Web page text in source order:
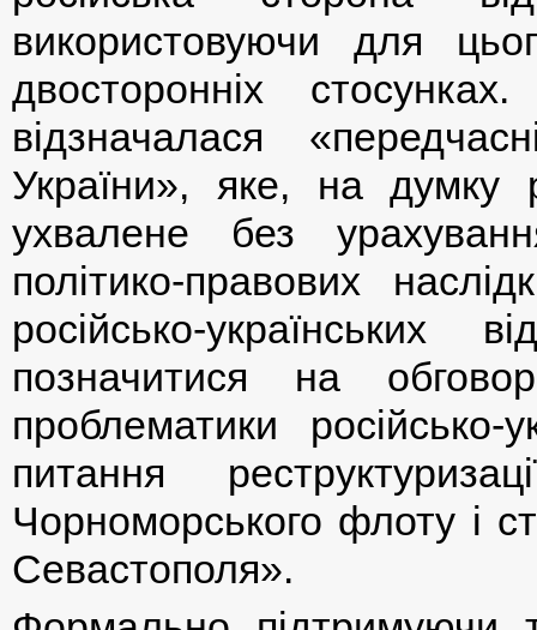
використовуючи для
двосторонніх
відзначалася
України», яке, на думку
ухвалене без
політико-правових
російсько-
позначитися на
проблематики російсько-
питання
Чорноморського флоту і
Севастополя».